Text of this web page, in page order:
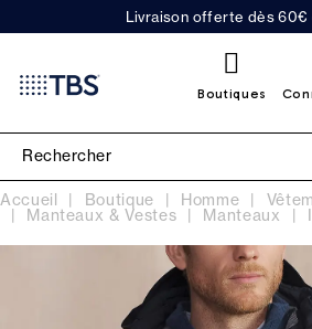
Livraison offerte dès 60€
Boutiques
Accueil Boutique Homme
Manteaux & Vestes Manteaux